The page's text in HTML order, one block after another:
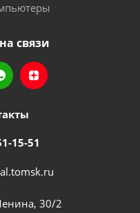
связи
15-51
30/2